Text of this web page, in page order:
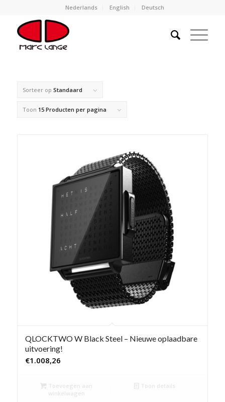
Nederlands English Deutsch
Sorteer op Standaard
Toon 15 Producten per pagina
QLOCKTWO W Black Steel – Nieuwe oplaadbare
uitvoering!
€1.008,26
Toevoegen aan
winkelwagen
Toon details